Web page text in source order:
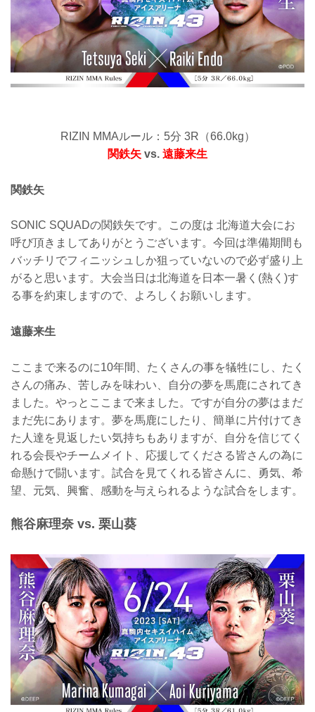
RIZIN MMAルール：5分 3R（66.0kg）
関鉄矢 vs. 遠藤来生
関鉄矢
SONIC SQUADの関鉄矢です。この度は 北海道大会にお
呼び頂きましてありがとうございます。今回は準備期間も
バッチリでフィニッシュしか狙っていないので必ず盛り上
がると思います。大会当日は北海道を日本一暑く(熱く)す
る事を約束しますので、よろしくお願いします。
遠藤来生
ここまで来るのに10年間、たくさんの事を犠牲にし、たく
さんの痛み、苦しみを味わい、自分の夢を馬鹿にされてき
ました。やっとここまで来ました。ですが自分の夢はまだ
まだ先にあります。夢を馬鹿にしたり、簡単に片付けてき
た人達を見返したい気持ちもありますが、自分を信じてく
れる会長やチームメイト、応援してくださる皆さんの為に
命懸けで闘います。試合を見てくれる皆さんに、勇気、希
望、元気、興奮、感動を与えられるような試合をします。
熊谷麻理奈 vs. 栗山葵